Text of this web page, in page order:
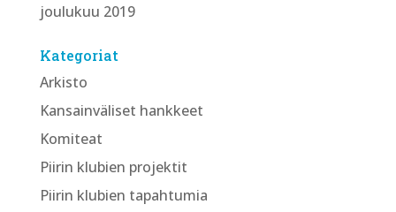
joulukuu 2019
Kategoriat
Arkisto
Kansainväliset hankkeet
Komiteat
Piirin klubien projektit
Piirin klubien tapahtumia